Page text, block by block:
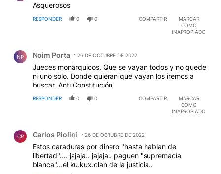
Asquerosos
RESPONDER 0 0 COMPARTIR
MARCAR
COMO
INAPROPIADO
NP Noim Porta 26 DE OCTUBRE DE 2022
Jueces monárquicos. Que se vayan todos y no quede
ni uno solo. Donde quieran que vayan los iremos a
buscar. Anti Constitución.
RESPONDER 0 0 COMPARTIR
MARCAR
COMO
INAPROPIADO
CP Carlos Piolini 26 DE OCTUBRE DE 2022
Estos caraduras por dinero "hasta hablan de
libertad".... jajaja.. jajaja.. paguen "supremacía
blanca"...el ku.kux.clan de la justicia..